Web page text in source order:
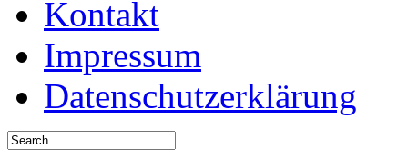
Kontakt
Impressum
Datenschutzerklärung